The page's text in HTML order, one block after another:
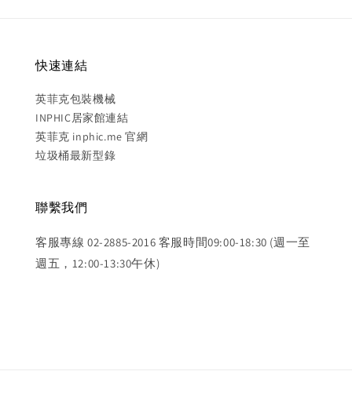
快速連結
英菲克包裝機械
INPHIC居家館連結
英菲克 inphic.me 官網
垃圾桶最新型錄
聯繫我們
客服專線 02-2885-2016 客服時間09:00-18:30 (週一至
週五，12:00-13:30午休)